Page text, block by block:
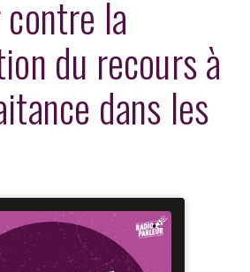
la
du recours à
dans les